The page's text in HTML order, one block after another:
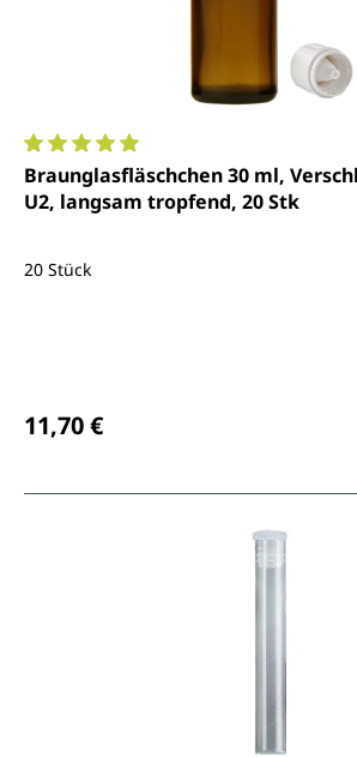
Durchschnittliche Bewertung von 5
Braunglasfläschchen 30 ml,
U2, langsam tropfend, 20 Stk
20 Stück
11,70 €